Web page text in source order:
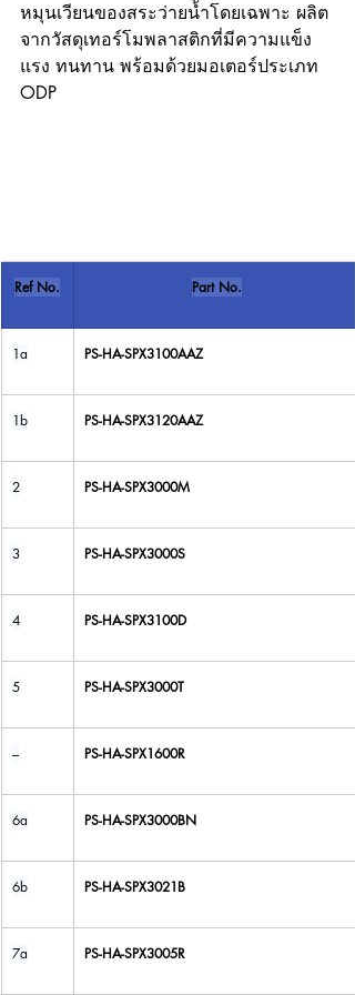
หมุนเวียนของสระว่ายน้ำโดยเฉพาะ ผลิต
จากวัสดุเทอร์โมพลาสติกที่มีความแข็ง
แรง ทนทาน พร้อมด้วยมอเตอร์ประเภท
ODP
Ref No. Part No.
1a PS-HA-SPX3100AAZ
1b PS-HA-SPX3120AAZ
2 PS-HA-SPX3000M
3 PS-HA-SPX3000S
4 PS-HA-SPX3100D
5 PS-HA-SPX3000T
– PS-HA-SPX1600R
6a PS-HA-SPX3000BN
6b PS-HA-SPX3021B
7a PS-HA-SPX3005R